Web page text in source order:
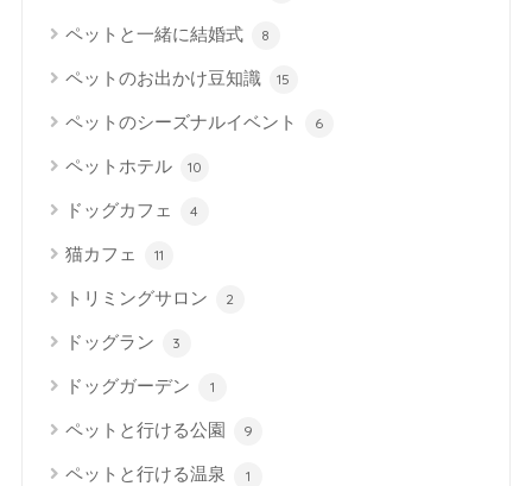
ペットと一緒に結婚式 8
ペットのお出かけ豆知識 15
ペットのシーズナルイベント 6
ペットホテル 10
ドッグカフェ 4
猫カフェ 11
トリミングサロン 2
ドッグラン 3
ドッグガーデン 1
ペットと行ける公園 9
ペットと行ける温泉 1